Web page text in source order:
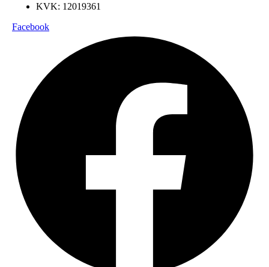
KVK: 12019361
Facebook